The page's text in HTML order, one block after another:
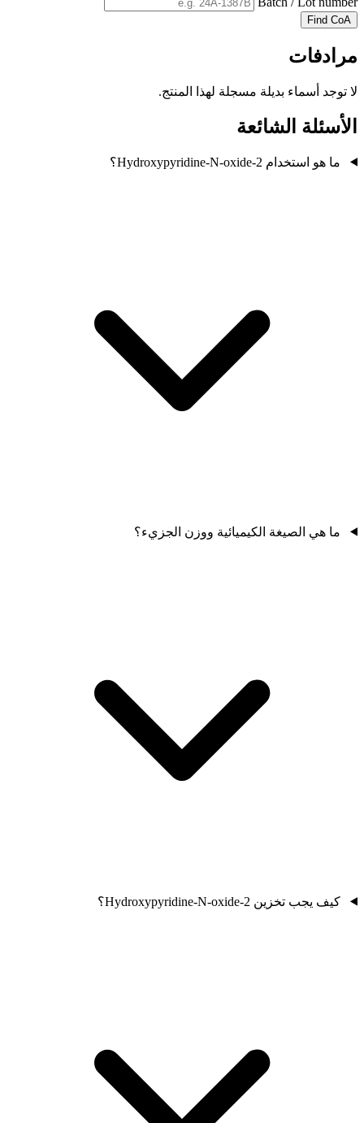
Find CoA
مرادفات
لا توجد أسماء بديلة مسجلة لهذا المنتج.
الأسئلة الشائعة
ما هو استخدام 2-Hydroxypyridine-N-oxide؟
ما هي الصيغة الكيميائية ووزن الجزيء؟
كيف يجب تخزين 2-Hydroxypyridine-N-oxide؟